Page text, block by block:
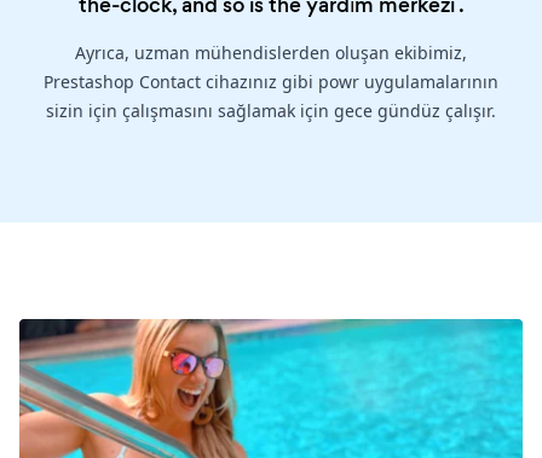
Ayrıca, uzman mühendislerden oluşan ekibimiz,
Prestashop Contact cihazınız gibi powr uygulamalarının
sizin için çalışmasını sağlamak için gece gündüz çalışır.